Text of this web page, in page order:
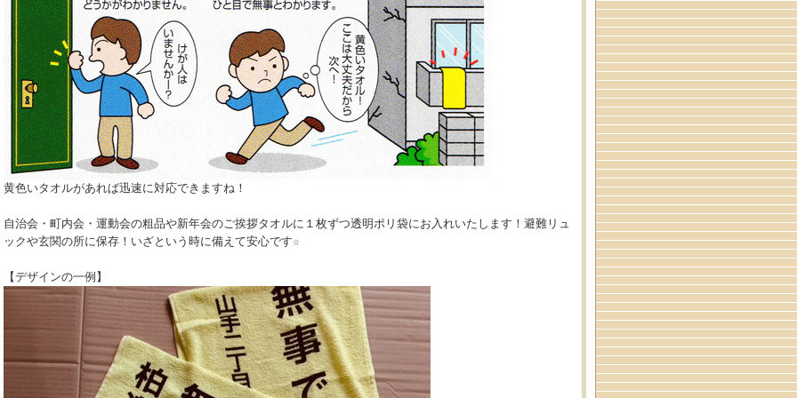
黄色いタオルがあれば迅速に対応できますね！
自治会・町内会・運動会の粗品や新年会のご挨拶タオルに１枚ずつ透明ポリ袋にお入れいたします！避難リュ
ックや玄関の所に保存！いざという時に備えて安心です☆
【デザインの一例】